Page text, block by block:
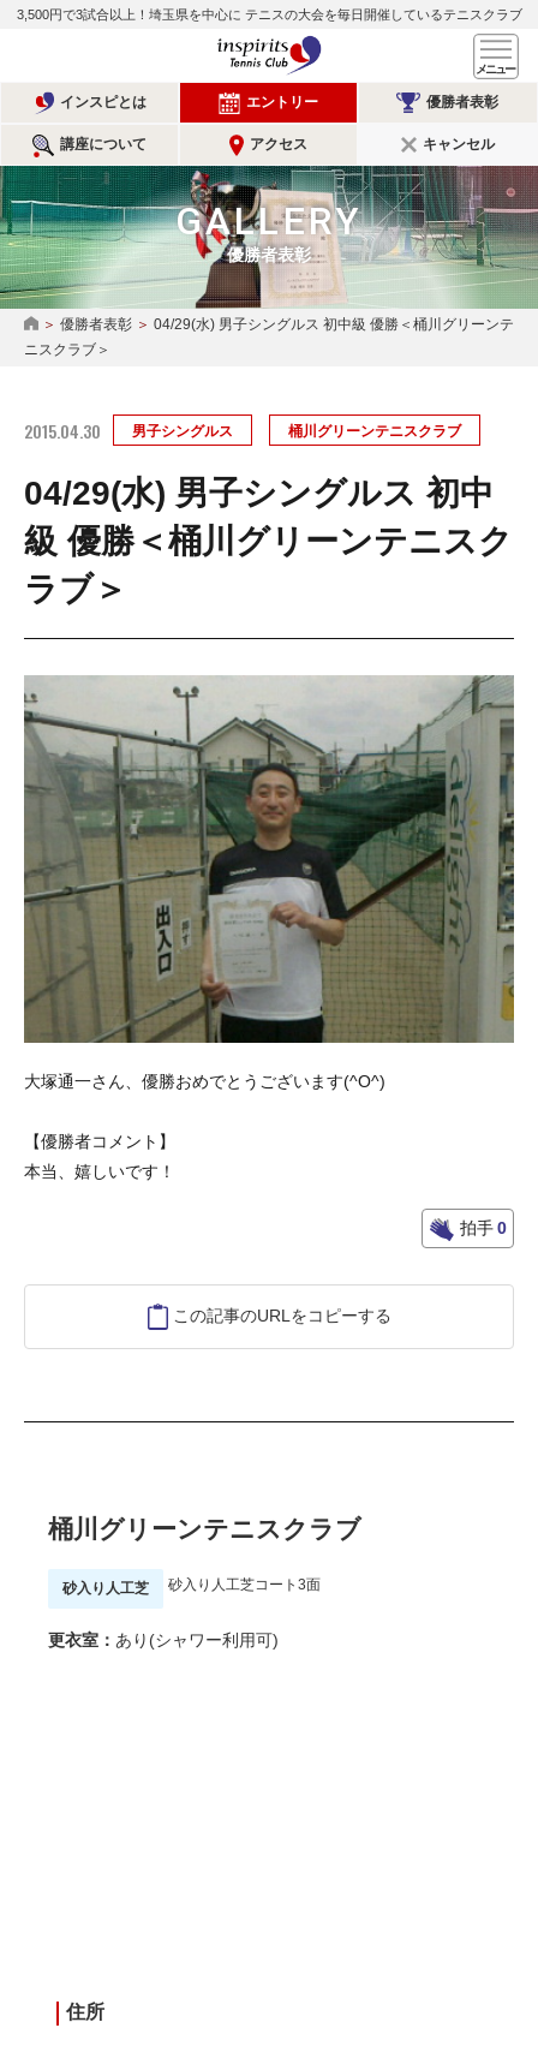
3,500円で3試合以上！埼玉県を中心に テニスの大会を毎日開催しているテニスクラブ
インスピリッツテニスクラ
インスピとは エントリー 優勝者表彰
講座について アクセス キャンセル
GALLERY
優勝者表彰
HOME
優勝者表彰
04/29(水) 男子シングルス 初中級 優勝＜桶川グリーンテ
ニスクラブ＞
2015.04.30 男子シングルス 桶川グリーンテニスクラブ
04/29(水) 男子シングルス 初中
級 優勝＜桶川グリーンテニスク
ラブ＞
大塚通一さん、優勝おめでとうございます(^O^)
【優勝者コメント】
本当、嬉しいです！
拍手0
この記事のURLをコピーする
桶川グリーンテニスクラブ
砂入り人工芝 砂入り人工芝コート3面
更衣室： あり(シャワー利用可)
住所